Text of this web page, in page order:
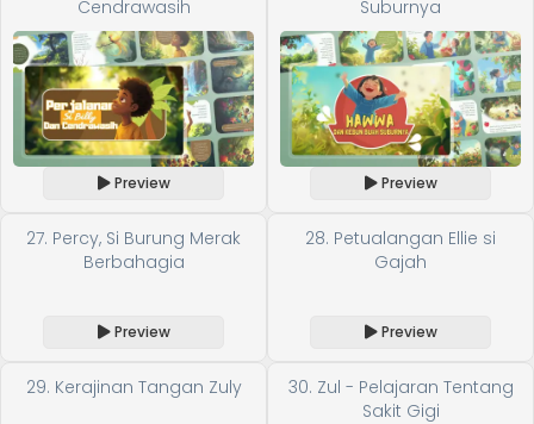
Cendrawasih
Preview
Suburnya
Preview
27. Percy, Si Burung Merak
Berbahagia
Preview
28. Petualangan Ellie si
Gajah
Preview
29. Kerajinan Tangan Zuly
30. Zul - Pelajaran Tentang
Sakit Gigi